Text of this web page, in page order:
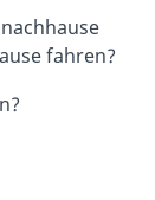
fahren?